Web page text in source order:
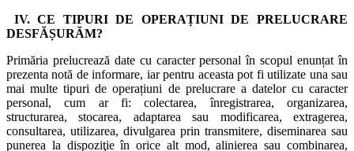
IV.CE TIPURI DE OPERAȚIUNI DE PRELUCRARE
DESFĂȘURĂM?
Primăria prelucrează date cu caracter personal în scopul enunțat în
prezenta notă de informare, iar pentru aceasta pot fi utilizate una sau
mai multe tipuri de operațiuni de prelucrare a datelor cu caracter
personal, cum ar fi: colectarea, înregistrarea, organizarea,
structurarea, stocarea, adaptarea sau modificarea, extragerea,
consultarea, utilizarea, divulgarea prin transmitere, diseminarea sau
punerea la dispoziţie în orice alt mod, alinierea sau combinarea,